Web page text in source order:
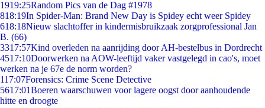
1919:25Random Pics van de Dag #1978
818:19In Spider-Man: Brand New Day is Spidey echt weer Spidey
618:18Nieuw slachtoffer in kindermisbruikzaak zorgprofessional Jan
B. (66)
3317:57Kind overleden na aanrijding door AH-bestelbus in Dordrecht
4517:10Doorwerken na AOW-leeftijd vaker vastgelegd in cao's, moet
werken na je 67e de norm worden?
117:07Forensics: Crime Scene Detective
5617:01Boeren waarschuwen voor lagere oogst door aanhoudende
hitte en droogte